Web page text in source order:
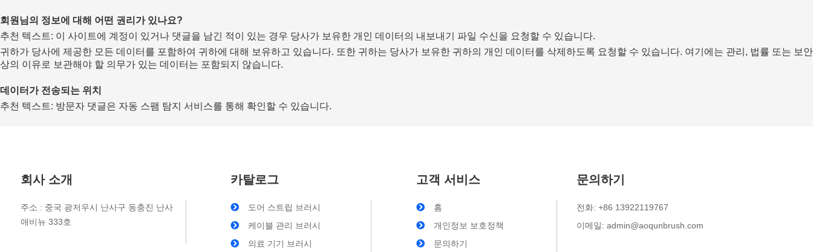
회원님의 정보에 대해 어떤 권리가 있나요?
추천 텍스트: 이 사이트에 계정이 있거나 댓글을 남긴 적이 있는 경우 당사가 보유한 개인 데이터의 내보내기 파일 수신을 요청할 수 있습니다.
귀하가 당사에 제공한 모든 데이터를 포함하여 귀하에 대해 보유하고 있습니다. 또한 귀하는 당사가 보유한 귀하의 개인 데이터를 삭제하도록 요청할 수 있습니다. 여기에는 관리, 법률 또는 보안
상의 이유로 보관해야 할 의무가 있는 데이터는 포함되지 않습니다.
데이터가 전송되는 위치
추천 텍스트: 방문자 댓글은 자동 스팸 탐지 서비스를 통해 확인할 수 있습니다.
회사 소개
주소 : 중국 광저우시 난사구 동충진 난사
애비뉴 333호
카탈로그
도어 스트립 브러시
케이블 관리 브러시
의료 기기 브러시
고객 서비스
홈
개인정보 보호정책
문의하기
문의하기
전화: +86 13922119767
이메일: admin@aoqunbrush.com